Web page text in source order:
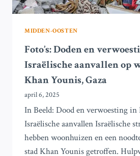
MIDDEN-OOSTEN
Foto’s: Doden en
Israëlische aanvallen op
Khan Younis, Gaza
april 6, 2025
In Beeld: Dood en verwoesting
Israëlische aanvallen Israëlische
hebben woonhuizen en een
stad Khan Younis getroffen.